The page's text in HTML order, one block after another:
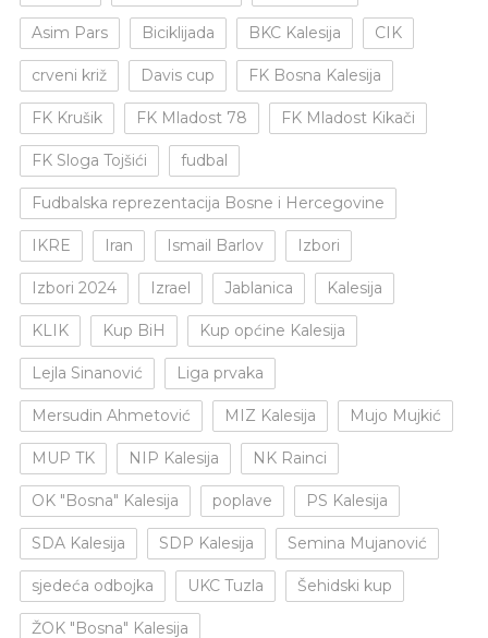
Asim Pars Biciklijada BKC Kalesija CIK
crveni križ Davis cup FK Bosna Kalesija
FK Krušik FK Mladost 78 FK Mladost Kikači
FK Sloga Tojšići fudbal
Fudbalska reprezentacija Bosne i Hercegovine
IKRE Iran Ismail Barlov Izbori
Izbori 2024 Izrael Jablanica Kalesija
KLIK Kup BiH Kup općine Kalesija
Lejla Sinanović Liga prvaka
Mersudin Ahmetović MIZ Kalesija Mujo Mujkić
MUP TK NIP Kalesija NK Rainci
OK "Bosna" Kalesija poplave PS Kalesija
SDA Kalesija SDP Kalesija Semina Mujanović
sjedeća odbojka UKC Tuzla Šehidski kup
ŽOK "Bosna" Kalesija